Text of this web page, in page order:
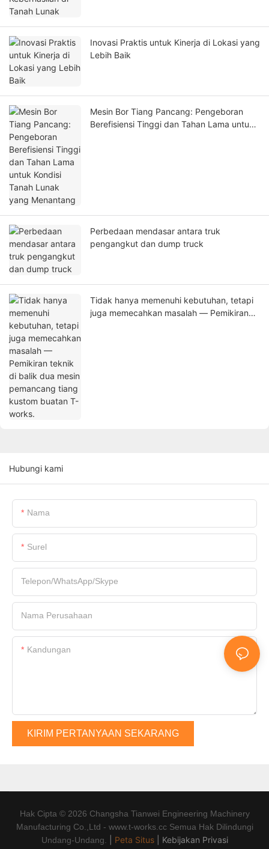
Inovasi Praktis untuk Kinerja di Lokasi yang
Lebih Baik
Mesin Bor Tiang Pancang: Pengeboran
Berefisiensi Tinggi dan Tahan Lama untuk
Perbedaan mendasar antara truk
pengangkut dan dump truck
Tidak hanya memenuhi kebutuhan, tetapi
juga memecahkan masalah — Pemikiran
Hubungi kami
Nama
Surel
Telepon/WhatsApp/Skype
Nama Perusahaan
Kandungan
KIRIM PERTANYAAN SEKARANG
Hak Cipta © 2026 Changsha Tianwei Engineering Machinery
Manufacturing Co.,Ltd - www.t-works.cc Semua Hak Dilindungi
Undang-Undang.
Peta Situs| Kebijakan Privasi